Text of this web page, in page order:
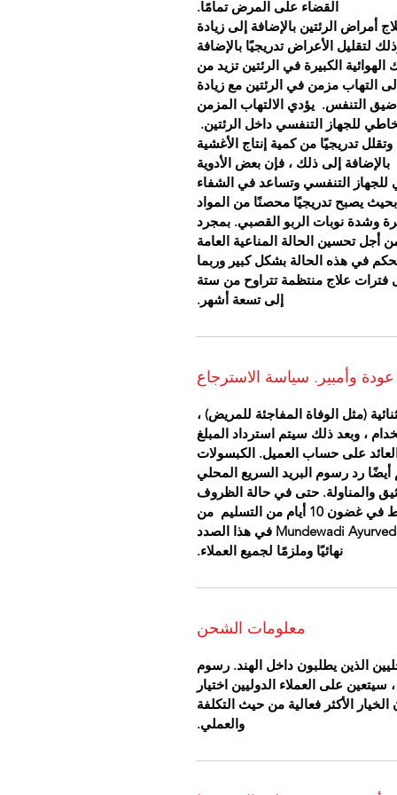
القضاء على المرض تمامًا.
أمراض الرئتين بالإضافة إلى زيادة
لتقليل الأعراض تدريجيًا بالإضافة
الكبيرة في الرئتين تزيد من
التهاب مزمن في الرئتين مع زيادة
ضيق التنفس. يؤدي الالتهاب المزمن
للجهاز التنفسي داخل الرئتين.
وتقلل تدريجيًا من كمية إنتاج الأغشية
بالإضافة إلى ذلك ، فإن بعض الأدوية
للجهاز التنفسي وتساعد في الشفاء
يصبح تدريجيًا محصنًا من المواد
وشدة نوبات الربو القصبي. بمجرد
أجل تحسين الحالة المناعية العامة
في هذه الحالة بشكل كبير وربما
فترات علاج منتظمة تتراوح من ستة
إلى تسعة أشهر.
عودة وأمبير. سياسة الاسترجاع
(مثل الوفاة المفاجئة للمريض) ،
، وبعد ذلك سيتم استرداد المبلغ
العائد على حساب العميل. الكبسولات
رد رسوم البريد السريع المحلي
والمناولة. حتى في حالة الظروف
الاستثنائية ، سيتم النظر في استرداد الأموال فقط في غضون 10 أيام من التسليم من
الأدوية. سيكون القرار الذي يتخذه طاقم عيادة Mundewadi Ayurvedic في هذا الصدد
نهائيًا وملزمًا لجميع العملاء.
معلومات الشحن
الذين يطلبون داخل الهند. رسوم
على العملاء الدوليين اختيار
الأكثر فعالية من حيث التكلفة
والعملي.